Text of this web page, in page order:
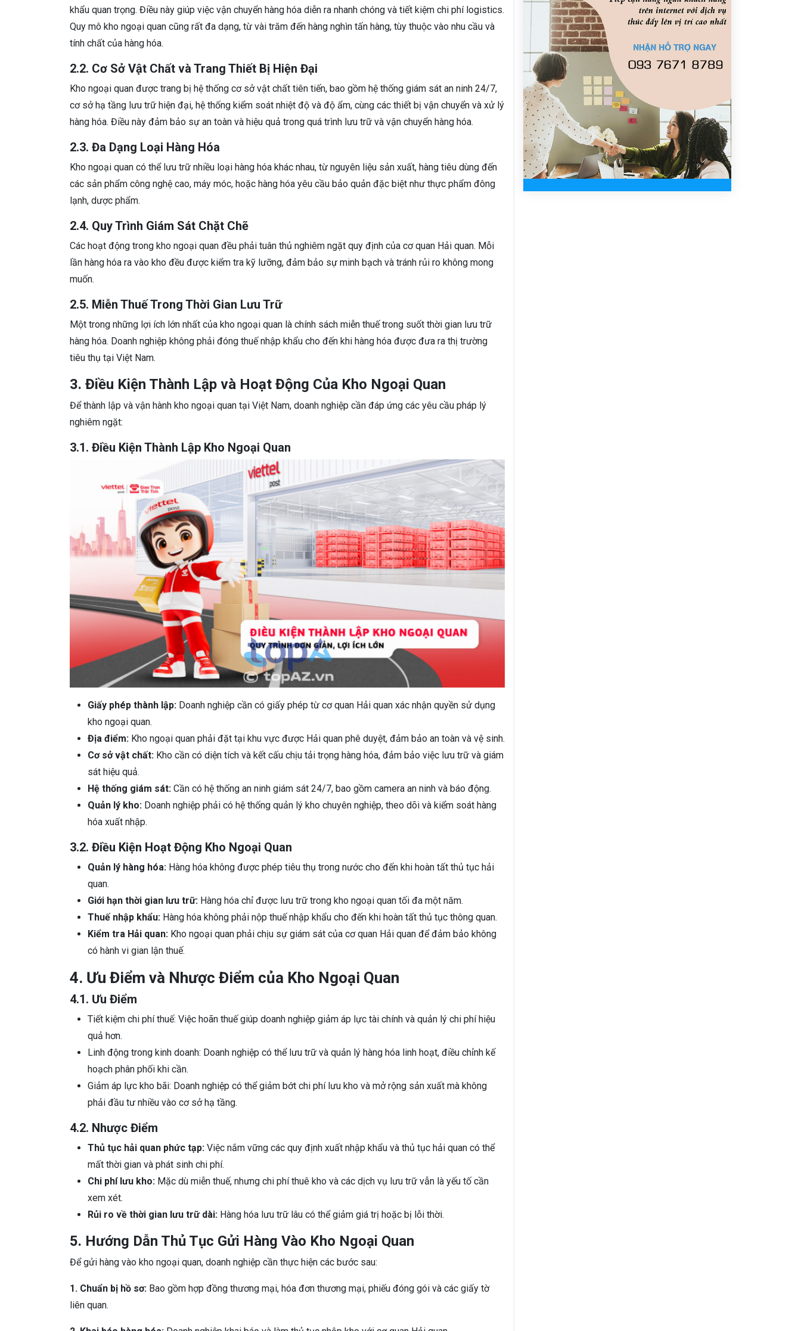
khẩu quan trọng. Điều này giúp việc vận chuyển hàng hóa diễn ra nhanh chóng và tiết kiệm chi phí logistics.
Quy mô kho ngoại quan cũng rất đa dạng, từ vài trăm đến hàng nghìn tấn hàng, tùy thuộc vào nhu cầu và
tính chất của hàng hóa.
2.2. Cơ Sở Vật Chất và Trang Thiết Bị Hiện Đại
Kho ngoại quan được trang bị hệ thống cơ sở vật chất tiên tiến, bao gồm hệ thống giám sát an ninh 24/7,
cơ sở hạ tầng lưu trữ hiện đại, hệ thống kiểm soát nhiệt độ và độ ẩm, cùng các thiết bị vận chuyển và xử lý
hàng hóa. Điều này đảm bảo sự an toàn và hiệu quả trong quá trình lưu trữ và vận chuyển hàng hóa.
2.3. Đa Dạng Loại Hàng Hóa
Kho ngoại quan có thể lưu trữ nhiều loại hàng hóa khác nhau, từ nguyên liệu sản xuất, hàng tiêu dùng đến
các sản phẩm công nghệ cao, máy móc, hoặc hàng hóa yêu cầu bảo quản đặc biệt như thực phẩm đông
lạnh, dược phẩm.
2.4. Quy Trình Giám Sát Chặt Chẽ
Các hoạt động trong kho ngoại quan đều phải tuân thủ nghiêm ngặt quy định của cơ quan Hải quan. Mỗi
lần hàng hóa ra vào kho đều được kiểm tra kỹ lưỡng, đảm bảo sự minh bạch và tránh rủi ro không mong
muốn.
2.5. Miễn Thuế Trong Thời Gian Lưu Trữ
Một trong những lợi ích lớn nhất của kho ngoại quan là chính sách miễn thuế trong suốt thời gian lưu trữ
hàng hóa. Doanh nghiệp không phải đóng thuế nhập khẩu cho đến khi hàng hóa được đưa ra thị trường
tiêu thụ tại Việt Nam.
3. Điều Kiện Thành Lập và Hoạt Động Của Kho Ngoại Quan
Để thành lập và vận hành kho ngoại quan tại Việt Nam, doanh nghiệp cần đáp ứng các yêu cầu pháp lý
nghiêm ngặt:
3.1. Điều Kiện Thành Lập Kho Ngoại Quan
Giấy phép thành lập: Doanh nghiệp cần có giấy phép từ cơ quan Hải quan xác nhận quyền sử dụng
kho ngoại quan.
Địa điểm: Kho ngoại quan phải đặt tại khu vực được Hải quan phê duyệt, đảm bảo an toàn và vệ sinh.
Cơ sở vật chất: Kho cần có diện tích và kết cấu chịu tải trọng hàng hóa, đảm bảo việc lưu trữ và giám
sát hiệu quả.
Hệ thống giám sát: Cần có hệ thống an ninh giám sát 24/7, bao gồm camera an ninh và báo động.
Quản lý kho: Doanh nghiệp phải có hệ thống quản lý kho chuyên nghiệp, theo dõi và kiểm soát hàng
hóa xuất nhập.
3.2. Điều Kiện Hoạt Động Kho Ngoại Quan
Quản lý hàng hóa: Hàng hóa không được phép tiêu thụ trong nước cho đến khi hoàn tất thủ tục hải
quan.
Giới hạn thời gian lưu trữ: Hàng hóa chỉ được lưu trữ trong kho ngoại quan tối đa một năm.
Thuế nhập khẩu: Hàng hóa không phải nộp thuế nhập khẩu cho đến khi hoàn tất thủ tục thông quan.
Kiểm tra Hải quan: Kho ngoại quan phải chịu sự giám sát của cơ quan Hải quan để đảm bảo không
có hành vi gian lận thuế.
4. Ưu Điểm và Nhược Điểm của Kho Ngoại Quan
4.1. Ưu Điểm
Tiết kiệm chi phí thuế: Việc hoãn thuế giúp doanh nghiệp giảm áp lực tài chính và quản lý chi phí hiệu
quả hơn.
Linh động trong kinh doanh: Doanh nghiệp có thể lưu trữ và quản lý hàng hóa linh hoạt, điều chỉnh kế
hoạch phân phối khi cần.
Giảm áp lực kho bãi: Doanh nghiệp có thể giảm bớt chi phí lưu kho và mở rộng sản xuất mà không
phải đầu tư nhiều vào cơ sở hạ tầng.
4.2. Nhược Điểm
Thủ tục hải quan phức tạp: Việc nắm vững các quy định xuất nhập khẩu và thủ tục hải quan có thể
mất thời gian và phát sinh chi phí.
Chi phí lưu kho: Mặc dù miễn thuế, nhưng chi phí thuê kho và các dịch vụ lưu trữ vẫn là yếu tố cần
xem xét.
Rủi ro về thời gian lưu trữ dài: Hàng hóa lưu trữ lâu có thể giảm giá trị hoặc bị lỗi thời.
5. Hướng Dẫn Thủ Tục Gửi Hàng Vào Kho Ngoại Quan
Để gửi hàng vào kho ngoại quan, doanh nghiệp cần thực hiện các bước sau:
1. Chuẩn bị hồ sơ: Bao gồm hợp đồng thương mại, hóa đơn thương mại, phiếu đóng gói và các giấy tờ
liên quan.